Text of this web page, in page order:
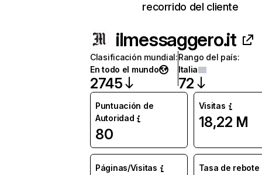
recorrido del cliente
ilmessaggero.it
Clasificación mundial:
En todo el mundo
2745
Rango del país:
Italia
72
Puntuación de
Autoridad
80
Visitas
18,22 M
Páginas/Visitas Tasa de rebote